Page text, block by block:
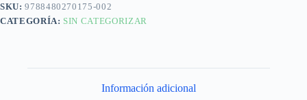
SKU:9788480270175-002
CATEGORÍA: SIN CATEGORIZAR
Información adicional